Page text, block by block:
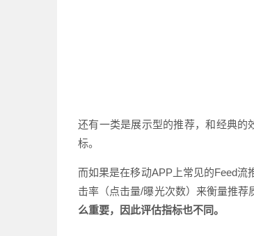
还有一类是展示型的推荐，和经典的
标。
而如果是在移动APP上常见的Feed
击率（点击量/曝光次数）来衡量推荐
么重要，因此评估指标也不同。